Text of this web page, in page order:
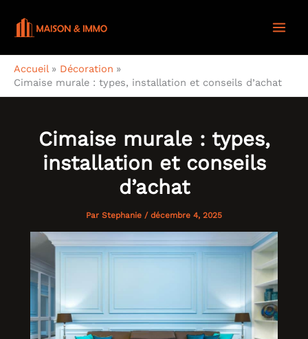
contenu
Accueil
Décoration
Cimaise murale : types, installation et conseils d’achat
Cimaise murale : types,
installation et conseils
d’achat
Par Stephanie / décembre 4, 2025